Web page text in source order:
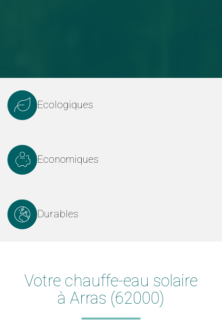
Ecologiques
Economiques
Durables
Votre chauffe-eau solaire
à Arras (62000)